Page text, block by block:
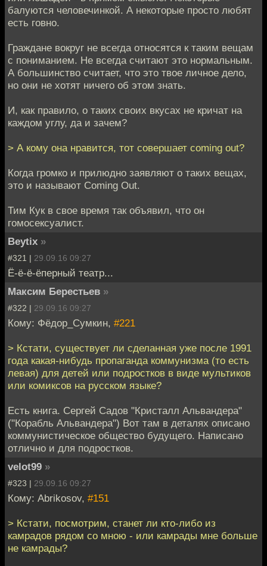
балуются человечинкой. А некоторые просто любят
есть говно.
Граждане вокруг не всегда относятся к таким вещам
с пониманием. Не всегда считают это нормальным.
А большинство считает, что это твое личное дело,
но они не хотят ничего об этом знать.
И, как правило, о таких своих вкусах не кричат на
каждом углу, да и зачем?
> А кому она нравится, тот совершает coming out?
Когда громко и прилюдно заявляют о таких вещах,
это и называют Coming Out.
Тим Кук в свое время так объявил, что он
гомосексуалист.
Beytix »
#321 | 29.09.16 09:27
Ё-ё-ё-ёперный театр...
Максим Берестьев »
#322 | 29.09.16 09:27
Кому: Фёдор_Сумкин, #221
> Кстати, существует ли сделанная уже после 1991
года какая-нибудь пропаганда коммунизма (то есть
левая) для детей или подростков в виде мультиков
или комиксов на русском языке?
Есть книга. Сергей Садов "Кристалл Альвандера"
("Корабль Альвандера") Вот там в деталях описано
коммунистическое общество будущего. Написано
отлично и для подростков.
velot99 »
#323 | 29.09.16 09:27
Кому: Abrikosov, #151
> Кстати, посмотрим, станет ли кто-либо из
камрадов рядом со мною - или камрады мне больше
не камрады?